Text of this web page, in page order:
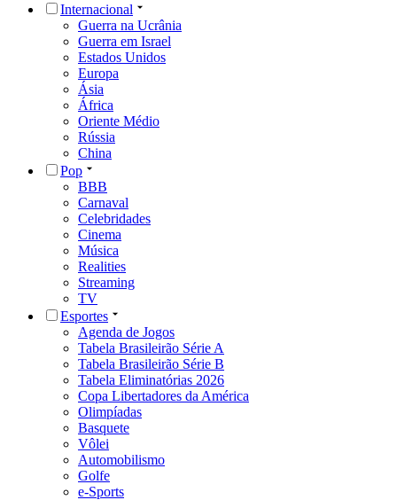
Internacional
Guerra na Ucrânia
Guerra em Israel
Estados Unidos
Europa
Ásia
África
Oriente Médio
Rússia
China
Pop
BBB
Carnaval
Celebridades
Cinema
Música
Realities
Streaming
TV
Esportes
Agenda de Jogos
Tabela Brasileirão Série A
Tabela Brasileirão Série B
Tabela Eliminatórias 2026
Copa Libertadores da América
Olimpíadas
Basquete
Vôlei
Automobilismo
Golfe
e-Sports